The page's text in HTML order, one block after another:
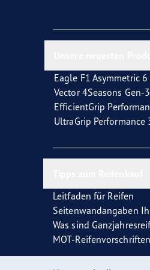
Eagle F1 Asymmetric 6
Vector 4Seasons Gen-3
EfficientGrip
UltraGrip Performance
Leitfaden für Reifen
Seitenwandangaben
Was sind
MOT-